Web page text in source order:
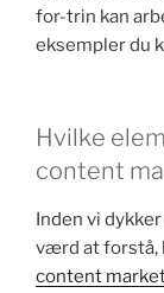
for-trin kan
eksempler du
Hvilke
content
Inden vi
værd at forstå,
content